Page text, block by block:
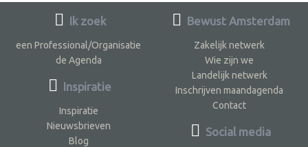
Ik zoek
een Professional/Organisatie
de Agenda
Inspiratie
Inspiratie
Nieuwsbrieven
Blog
Bewust Amsterdam
Zakelijk netwerk
Wie zijn we
Landelijk netwerk
Inschrijven maandagenda
Contact
Social media